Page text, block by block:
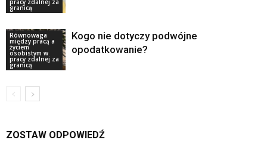
granicą
Równowaga
między pracą a
życiem
osobistym w
pracy zdalnej za
granicą
Kogo nie dotyczy podwójne
opodatkowanie?
ZOSTAW ODPOWIEDŹ